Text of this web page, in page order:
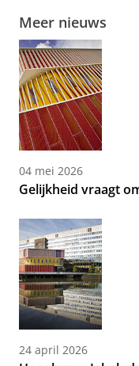
Meer nieuws
04 mei 2026
Gelijkheid vraagt
24 april 2026